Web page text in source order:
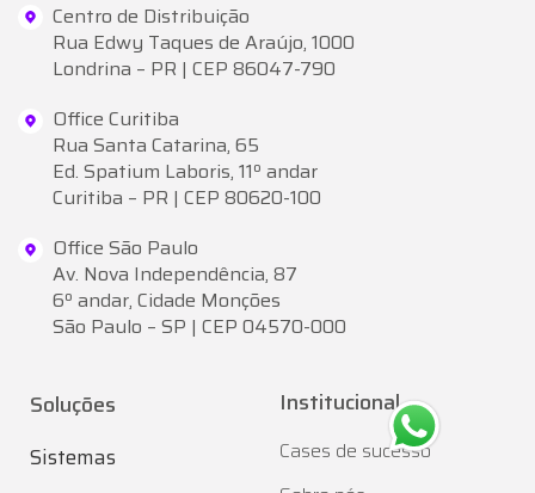
Centro de Distribuição
Rua Edwy Taques de Araújo, 1000
Londrina – PR | CEP 86047-790
Office Curitiba
Rua Santa Catarina, 65
Ed. Spatium Laboris, 11º andar
Curitiba – PR | CEP 80620-100
Office São Paulo
Av. Nova Independência, 87
6º andar, Cidade Monções
São Paulo – SP | CEP 04570-000
Soluções
Sistemas
Institucional
Cases de sucesso